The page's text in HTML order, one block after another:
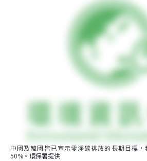
中國及韓國皆已宣示零淨碳排放的長期目標
50%。環保署提供